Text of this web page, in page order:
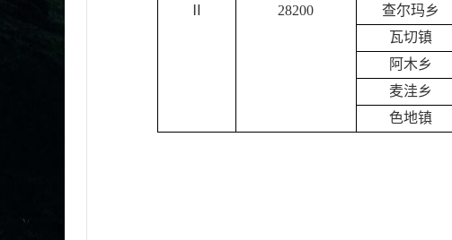
28200
查尔玛乡
瓦切镇
阿木乡
麦洼乡
色地镇